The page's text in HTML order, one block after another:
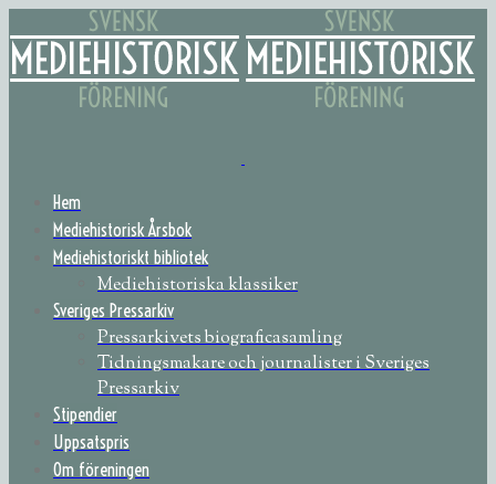
Hem
Mediehistorisk Årsbok
Mediehistoriskt bibliotek
Mediehistoriska klassiker
Sveriges Pressarkiv
Pressarkivets biograficasamling
Tidningsmakare och journalister i Sveriges
Pressarkiv
Stipendier
Uppsatspris
Om föreningen